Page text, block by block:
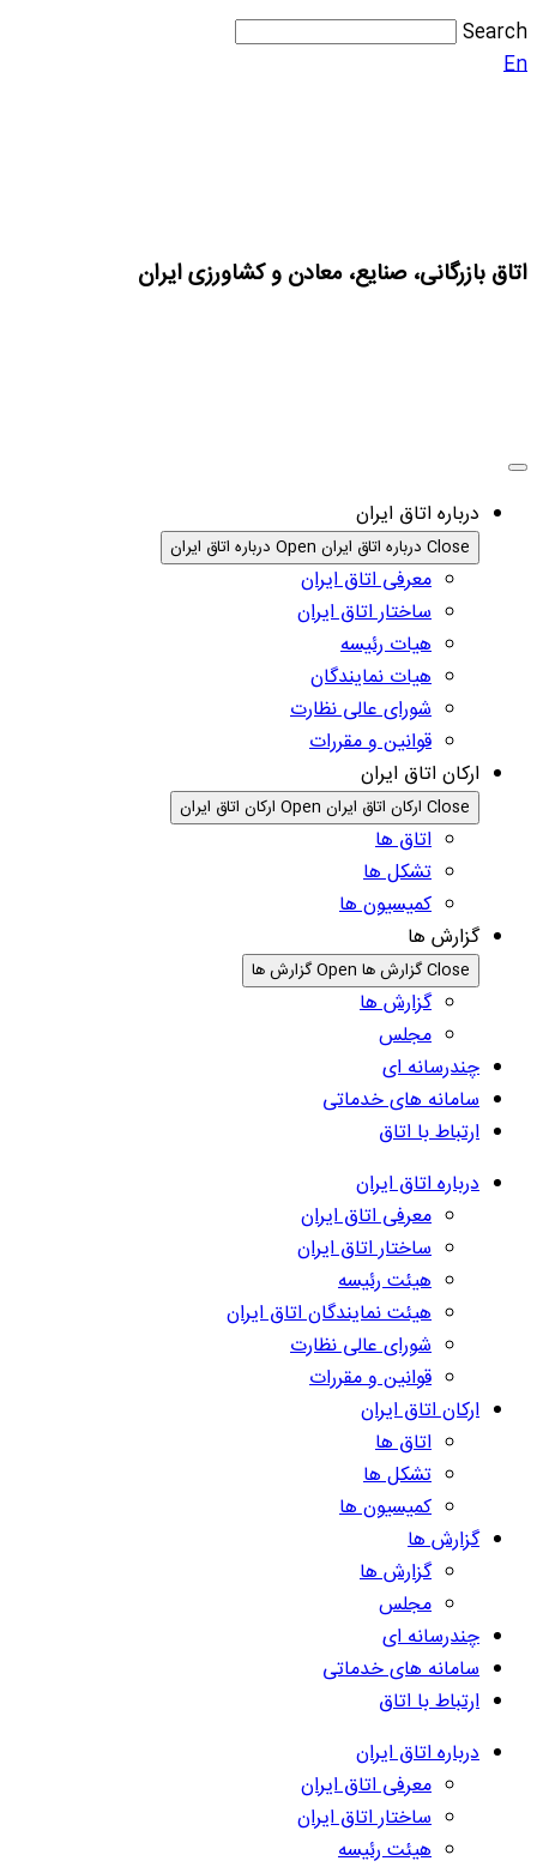
Search
En
اتاق بازرگانی، صنایع، معادن و کشاورزی ایران
درباره اتاق ایران
Close درباره اتاق ایران Open درباره اتاق ایران
معرفی اتاق ایران
ساختار اتاق ایران
هیات رئیسه
هیات نمایندگان
شورای عالی نظارت
قوانین و مقررات
ارکان اتاق ایران
Close ارکان اتاق ایران Open ارکان اتاق ایران
اتاق ها
تشکل ها
کمیسیون ها
گزارش ها
Close گزارش ها Open گزارش ها
گزارش ها
مجلس
چندرسانه ای
سامانه های خدماتی
ارتباط با اتاق
درباره اتاق ایران
معرفی اتاق ایران
ساختار اتاق ایران
هیئت رئیسه
هیئت نمایندگان اتاق ایران
شورای عالی نظارت
قوانین و مقررات
ارکان اتاق ایران
اتاق ها
تشکل ها
کمیسیون ها
گزارش ها
گزارش ها
مجلس
چندرسانه ای
سامانه های خدماتی
ارتباط با اتاق
درباره اتاق ایران
معرفی اتاق ایران
ساختار اتاق ایران
هیئت رئیسه